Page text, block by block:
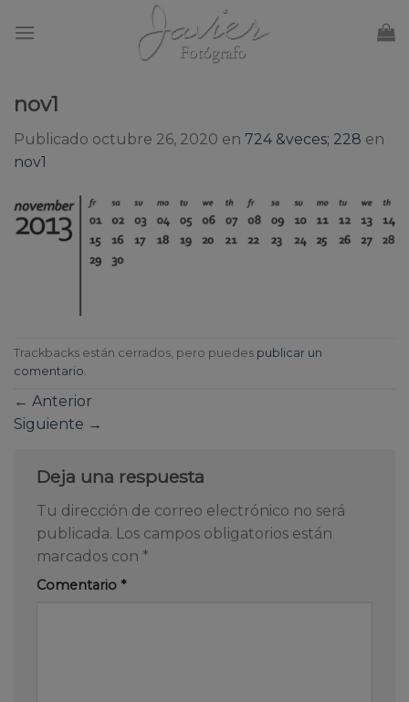
nov1
Publicado octubre 26, 2020 en 724 &veces; 228 en
nov1
Trackbacks están cerrados, pero puedes publicar un
comentario.
← Anterior
Siguiente →
Deja una respuesta
Tu dirección de correo electrónico no será
publicada. Los campos obligatorios están
marcados con *
Comentario *